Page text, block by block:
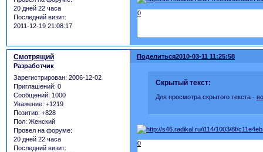
20 дней 22 часа
Последний визит:
2011-12-19 21:08:17
0
Поделиться2010-03-11 11:25:58
Смотрящий
Разработчик
Зарегистрирован: 2006-12-02
Приглашений: 0
Сообщений: 1000
Уважение: +1219
Позитив: +828
Пол: Женский
Провел на форуме:
20 дней 22 часа
Последний визит:
Скрытый текст:
Для просмотра скрытого текста -
0